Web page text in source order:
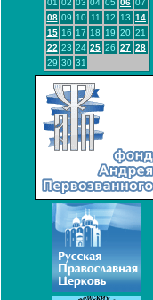
01 02 03 04 05 06 07
08 09 10 11 12 13 14
15 16 17 18 19 20 21
22 23 24 25 26 27 28
29 30 31